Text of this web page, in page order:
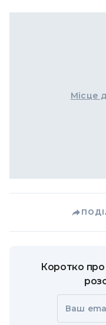
Місце
Коротко про
Ваш